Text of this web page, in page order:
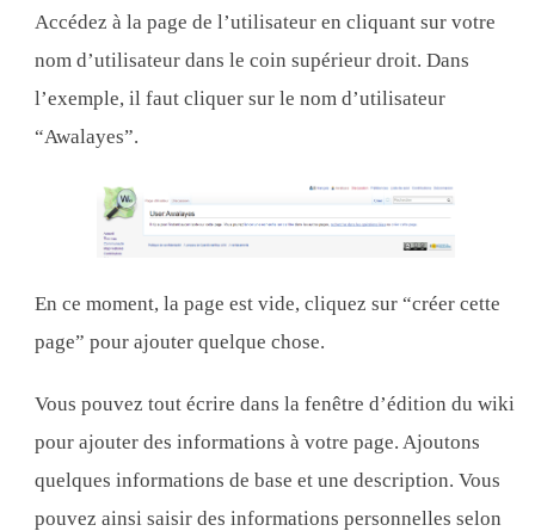
Accédez à la page de l’utilisateur en cliquant sur votre
nom d’utilisateur dans le coin supérieur droit. Dans
l’exemple, il faut cliquer sur le nom d’utilisateur
“Awalayes”.
En ce moment, la page est vide, cliquez sur “créer cette
page” pour ajouter quelque chose.
Vous pouvez tout écrire dans la fenêtre d’édition du wiki
pour ajouter des informations à votre page. Ajoutons
quelques informations de base et une description. Vous
pouvez ainsi saisir des informations personnelles selon